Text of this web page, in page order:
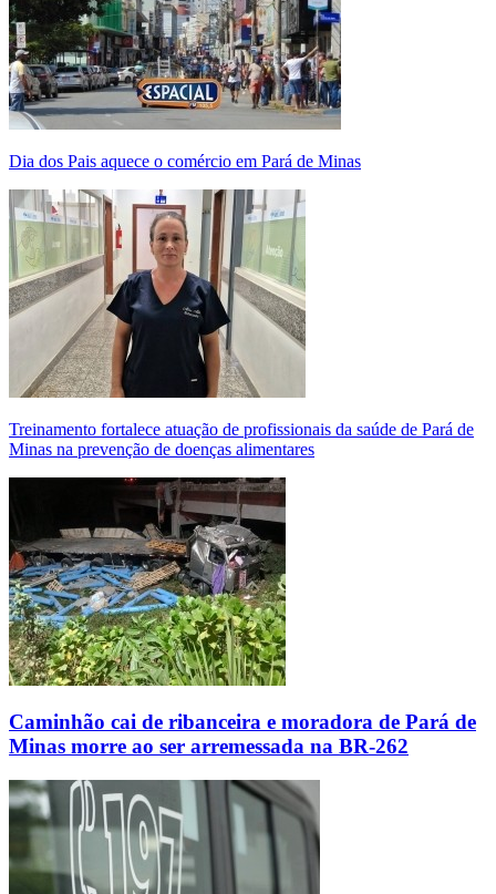
Dia dos Pais aquece o comércio em Pará de Minas
Treinamento fortalece atuação de profissionais da saúde de Pará de
Minas na prevenção de doenças alimentares
Caminhão cai de ribanceira e moradora de Pará de
Minas morre ao ser arremessada na BR-262